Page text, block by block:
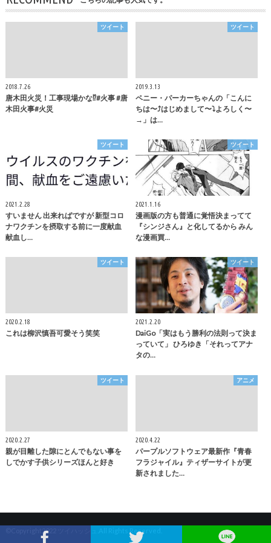
ツイート
2018.7.26
唐木田火災！工事現場かな⁉︎#火事 #唐
木田火事#火災
ツイート
2019.3.13
ペニー・パーカーちゃんの「こんに
ちは〜⤴︎はじめまして〜⤵︎よろしく〜
→」は…
ツイート
2021.2.28
すいません 出来ればですが 新型コロ
ナワクチンを摂取する前に一度献血
献血し…
ツイート
2021.1.16
漫画版の方も普通に覚悟決まってて
『シンジさん』と化してるから みん
な漫画買…
ツイート
2020.2.18
これは柳沢慎吾可愛そう笑笑
ツイート
2021.2.20
DaiGo「実はもう勝利の法則って決ま
っていて」 ひろゆき「それってアナ
タの…
ツイート
2020.2.27
親が目離した隙にとんでもない事を
しでかす子供シリーズほんと好き
アニメ
2020.4.22
パープルソフトウェア最新作『青春
フラジャイル』ティザーサイトが更
新されました…
©Copyright2022 .All Rights Reserved.